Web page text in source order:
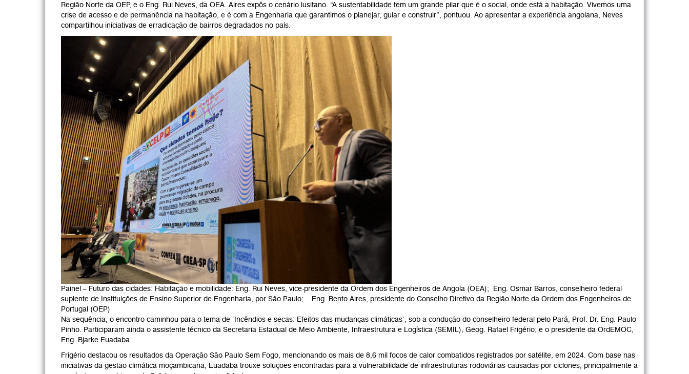
Região Norte da OEP, e o Eng. Rui Neves, da OEA. Aires expôs o cenário lusitano. “A sustentabilidade tem um grande pilar que é o social, onde está a habitação. Vivemos uma
crise de acesso e de permanência na habitação, e é com a Engenharia que garantimos o planejar, guiar e construir”, pontuou. Ao apresentar a experiência angolana, Neves
compartilhou iniciativas de erradicação de bairros degradados no país.
Painel – Futuro das cidades: Habitação e mobilidade: Eng. Rui Neves, vice-presidente da Ordem dos Engenheiros de Angola (OEA); Eng. Osmar Barros, conselheiro federal
suplente de Instituições de Ensino Superior de Engenharia, por São Paulo; Eng. Bento Aires, presidente do Conselho Diretivo da Região Norte da Ordem dos Engenheiros de
Portugal (OEP)
Na sequência, o encontro caminhou para o tema de ‘Incêndios e secas: Efeitos das mudanças climáticas’, sob a condução do conselheiro federal pelo Pará, Prof. Dr. Eng. Paulo
Pinho. Participaram ainda o assistente técnico da Secretaria Estadual de Meio Ambiente, Infraestrutura e Logística (SEMIL), Geog. Rafael Frigério; e o presidente da OrdEMOC,
Eng. Bjarke Euadaba.
Frigério destacou os resultados da Operação São Paulo Sem Fogo, mencionando os mais de 8,6 mil focos de calor combatidos registrados por satélite, em 2024. Com base nas
iniciativas da gestão climática moçambicana, Euadaba trouxe soluções encontradas para a vulnerabilidade de infraestruturas rodoviárias causadas por ciclones, principalmente a